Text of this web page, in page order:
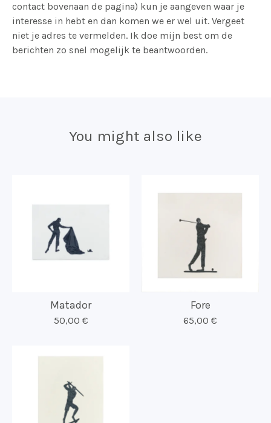
contact bovenaan de pagina) kun je aangeven waar je
interesse in hebt en dan komen we er wel uit. Vergeet
niet je adres te vermelden. Ik doe mijn best om de
berichten zo snel mogelijk te beantwoorden.
You might also like
Matador
50,00 €
Fore
65,00 €